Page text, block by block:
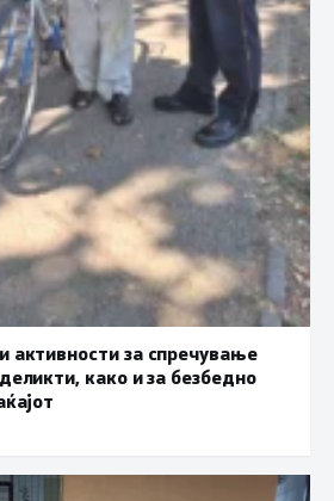
активности за спречување
како и за безбедно